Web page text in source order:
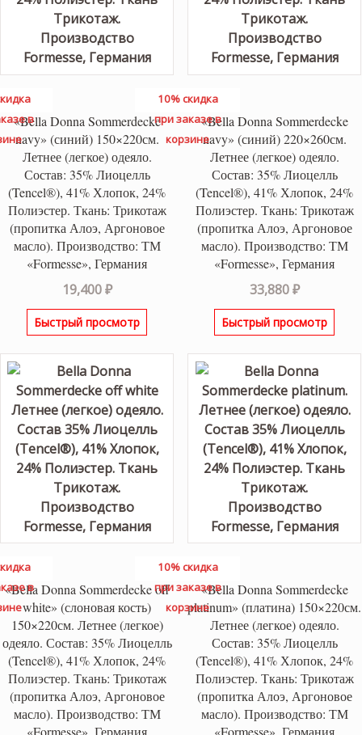
в
«Bella Donna Sommerdecke
navy» (синий) 150×220см.
Летнее (легкое) одеяло.
Состав: 35% Лиоцелль
(Tencel®), 41% Хлопок, 24%
Полиэстер. Ткань: Трикотаж
(пропитка Алоэ, Аргоновое
масло). Производство: ТМ
«Formesse», Германия
19,400₽
Быстрый просмотр
10% скидка
при заказе в
корзине
«Bella Donna Sommerdecke
navy» (синий) 220×260см.
Летнее (легкое) одеяло.
Состав: 35% Лиоцелль
(Tencel®), 41% Хлопок, 24%
Полиэстер. Ткань: Трикотаж
(пропитка Алоэ, Аргоновое
масло). Производство: ТМ
«Formesse», Германия
33,880₽
Быстрый просмотр
в
«Bella Donna Sommerdecke off
white» (слоновая кость)
150×220см. Летнее (легкое)
одеяло. Состав: 35% Лиоцелль
(Tencel®), 41% Хлопок, 24%
Полиэстер. Ткань: Трикотаж
(пропитка Алоэ, Аргоновое
масло). Производство: ТМ
«Formesse», Германия
10% скидка
при заказе в
корзине
«Bella Donna Sommerdecke
platinum» (платина) 150×220см.
Летнее (легкое) одеяло.
Состав: 35% Лиоцелль
(Tencel®), 41% Хлопок, 24%
Полиэстер. Ткань: Трикотаж
(пропитка Алоэ, Аргоновое
масло). Производство: ТМ
«Formesse», Германия